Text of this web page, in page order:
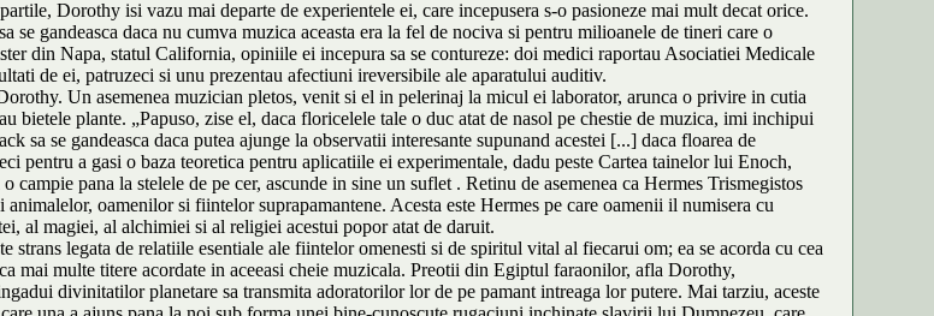
Dorothy isi vazu mai departe de experientele ei, care incepusera s-o pasioneze mai mult decat orice.
gandeasca daca nu cumva muzica aceasta era la fel de nociva si pentru milioanele de tineri care o
din Napa, statul California, opiniile ei incepura sa se contureze: doi medici raportau Asociatiei Medicale
de ei, patruzeci si unu prezentau afectiuni ireversibile ale aparatului auditiv.
Un asemenea muzician pletos, venit si el in pelerinaj la micul ei laborator, arunca o privire in cutia
plante. „Papuso, zise el, daca floricelele tale o duc atat de nasol pe chestie de muzica, imi inchipui
se gandeasca daca putea ajunge la observatii interesante supunand acestei [...] daca floarea de
pentru a gasi o baza teoretica pentru aplicatiile ei experimentale, dadu peste Cartea tainelor lui Enoch,
pana la stelele de pe cer, ascunde in sine un suflet . Retinu de asemenea ca Hermes Trismegistos
oamenilor si fiintelor suprapamantene. Acesta este Hermes pe care oamenii il numisera cu
al magiei, al alchimiei si al religiei acestui popor atat de daruit.
legata de relatiile esentiale ale fiintelor omenesti si de spiritul vital al fiecarui om; ea se acorda cu cea
mai multe titere acordate in aceeasi cheie muzicala. Preotii din Egiptul faraonilor, afla Dorothy,
divinitatilor planetare sa transmita adoratorilor lor de pe pamant intreaga lor putere. Mai tarziu, aceste